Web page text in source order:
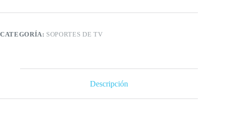
de
cantidad
CATEGORÍA: SOPORTES DE TV
Descripción